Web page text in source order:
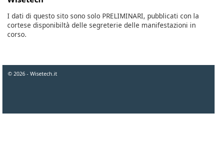
I dati di questo sito sono solo PRELIMINARI, pubblicati con la
cortese disponibiltà delle segreterie delle manifestazioni in
corso.
© 2026 - Wisetech.it